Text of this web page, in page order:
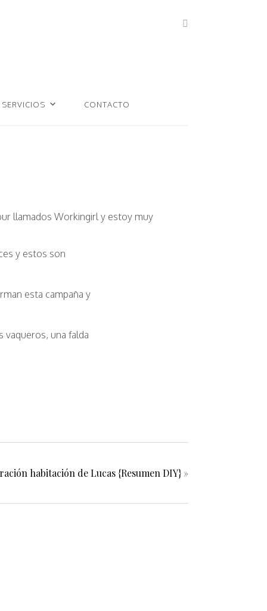
SERVICIOS CONTACTO
llamados Workingirl y estoy muy
y estos son
esta campaña y
una falda
habitación de Lucas {Resumen DIY} »